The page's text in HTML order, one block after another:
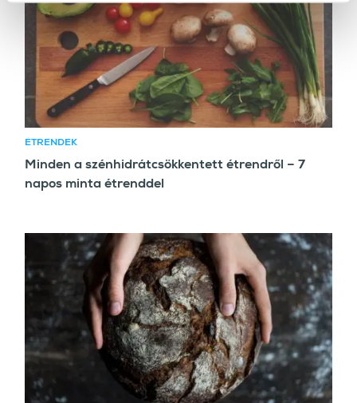
ÉTRENDEK
Minden a szénhidrátcsökkentett étrendről – 7
napos minta étrenddel